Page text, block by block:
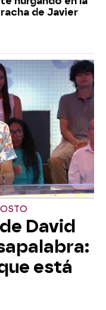
racha de Javier
David
está